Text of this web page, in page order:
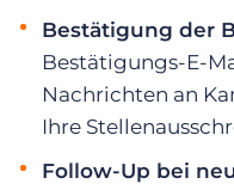
Bestätigung der
Bestätigungs-E-
Nachrichten an
Ihre
Follow-Up bei